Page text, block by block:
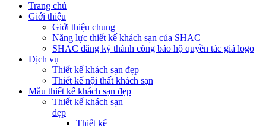
Trang chủ
Giới thiệu
Giới thiệu chung
Năng lực thiết kế khách sạn của SHAC
SHAC đăng ký thành công bảo hộ quyền tác giả logo
Dịch vụ
Thiết kế khách sạn đẹp
Thiết kế nội thất khách sạn
Mẫu thiết kế khách sạn đẹp
Thiết kế khách sạn
đẹp
Thiết kế